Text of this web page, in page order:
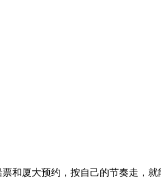
和厦大预约，按自己的节奏走，